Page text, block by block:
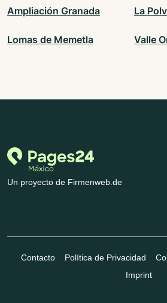
Ampliación Granada La
Lomas de Memetla Valle
Un proyecto de Firmenweb.de
Contacto Política de Privacidad
Imprint